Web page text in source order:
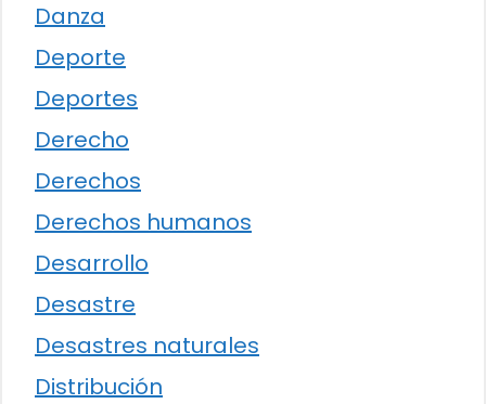
Danza
Deporte
Deportes
Derecho
Derechos
Derechos humanos
Desarrollo
Desastre
Desastres naturales
Distribución